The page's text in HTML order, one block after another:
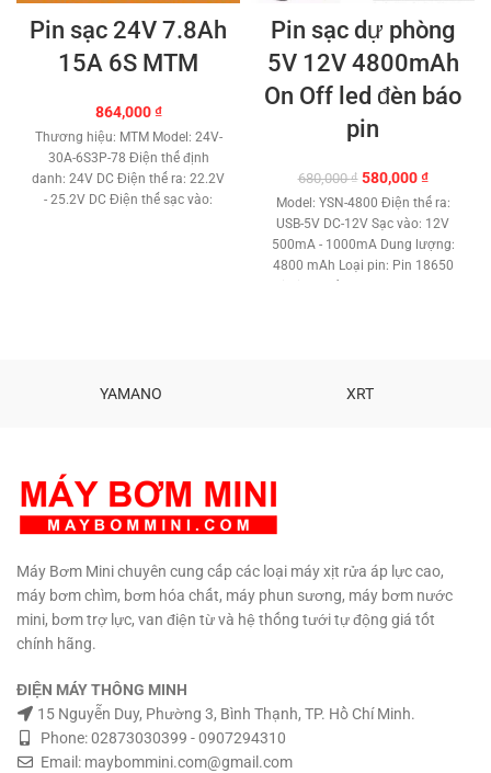
Pin sạc 24V 7.8Ah
15A 6S MTM
864,000₫
Thương hiệu: MTM Model: 24V-
30A-6S3P-78 Điện thế định
danh: 24V DC Điện thế ra: 22.2V
- 25.2V DC Điện thế sạc vào:
minh. Bảo vệ chống quá tải và
80 ℃
Jack nguồn DC 5.5x2.5mm
Kích
thước: 115 x 70 x 55.5 mm.
Trọng lượng: gam. Bảo hành: 3
Mua số lượng có giá tốt
Pin sạc dự phòng
5V 12V 4800mAh
On Off led đèn báo
pin
680,000₫ Giá
gốc
là:
680,000 ₫.
580,000₫Giá
hiện
tại
580,000
Model: YSN-4800 Điện thế ra:
USB-5V DC-12V Sạc vào: 12V
500mA - 1000mA Dung lượng:
4800 mAh Loại pin: Pin 18650
50 độ C Trọng lượng: 510g Bảo
YAMANO XRT
Máy Bơm Mini chuyên cung cấp các loại máy xịt rửa áp lực cao,
máy bơm chìm, bơm hóa chất, máy phun sương, máy bơm nước
mini, bơm trợ lực, van điện từ và hệ thống tưới tự động giá tốt
chính hãng.
ĐIỆN MÁY THÔNG MINH
15 Nguyễn Duy, Phường 3, Bình Thạnh, TP. Hồ Chí Minh.
Phone: 02873030399 - 0907294310
Email: maybommini.com@gmail.com